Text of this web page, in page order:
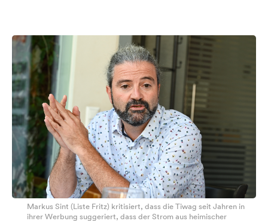
Markus Sint (Liste Fritz) kritisiert, dass die Tiwag seit Jahren in
ihrer Werbung suggeriert, dass der Strom aus heimischer